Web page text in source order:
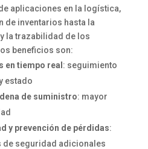
aplicaciones en la logística,
de inventarios hasta la
la trazabilidad de los
beneficios son:
en tiempo real : seguimiento
estado
de suministro: mayor
y prevención de pérdidas:
de seguridad adicionales